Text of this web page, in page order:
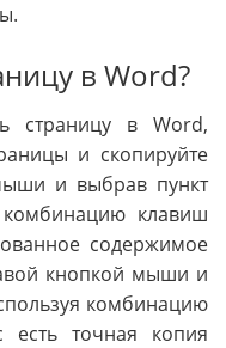
в Word?
страницу в Word,
и скопируйте
и выбрав пункт
клавиш
содержимое
кнопкой мыши и
комбинацию
точная копия